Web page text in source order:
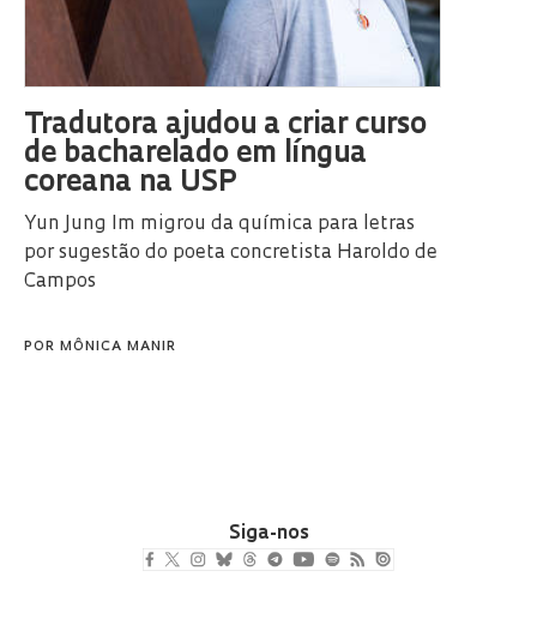
Tradutora ajudou a criar curso
de bacharelado em língua
coreana na USP
Yun Jung Im migrou da química para letras
por sugestão do poeta concretista Haroldo de
Campos
POR MÔNICA MANIR
Siga-nos